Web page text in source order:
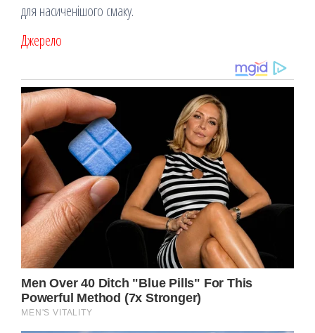
для насиченішого смаку.
Джерело